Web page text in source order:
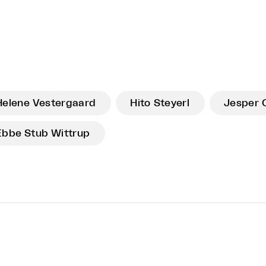
Vestergaard Hito Steyerl Jesper
Stub Wittrup